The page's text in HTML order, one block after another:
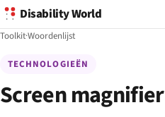
Disability World
Toolkit·Woordenlijst
TECHNOLOGIEËN
Screen magnifier